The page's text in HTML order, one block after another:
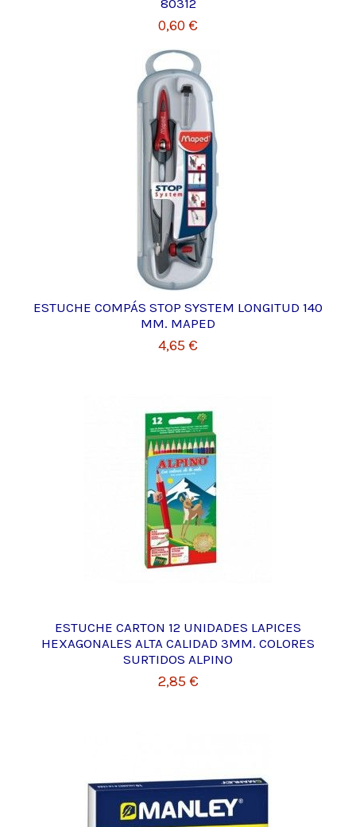
80312
0,60 €
ESTUCHE COMPÁS STOP SYSTEM LONGITUD 140
MM. MAPED
4,65 €
ESTUCHE CARTON 12 UNIDADES LAPICES
HEXAGONALES ALTA CALIDAD 3MM. COLORES
SURTIDOS ALPINO
2,85 €